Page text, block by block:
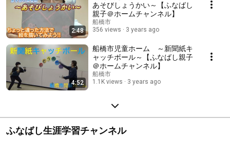
2:48
あそびしょうかい～【ふなばし
親子＠ホームチャンネル】
船橋市
356 views
3 years ago
4:52
船橋市児童ホーム ～新聞紙キ
ャッチボール～【ふなばし親子
＠ホームチャンネル】
船橋市
1.1K views
3 years ago
ふなばし生涯学習チャンネル